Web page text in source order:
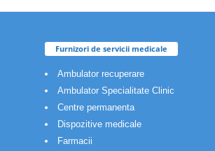
Furnizori de servicii medicale
Ambulator recuperare
Ambulator Specialitate Clinic
Centre permanenta
Dispozitive medicale
Farmacii